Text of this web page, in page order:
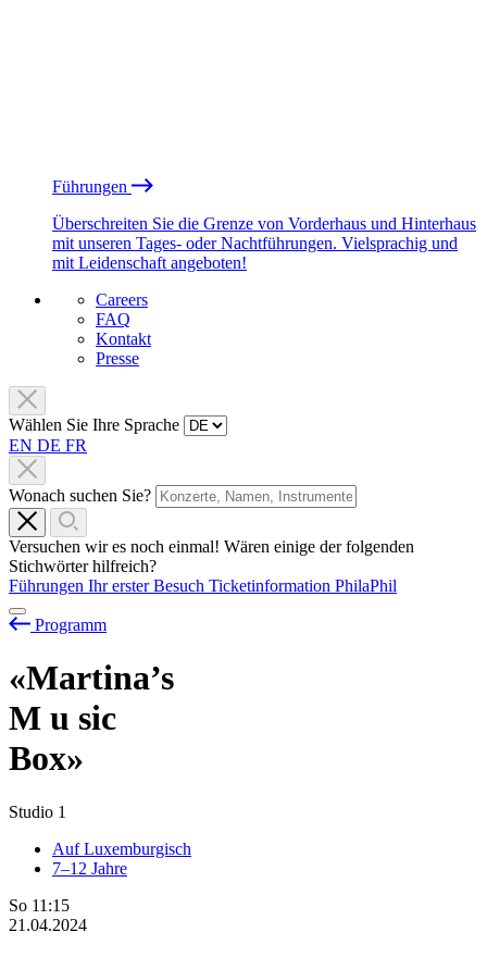
Führungen
Überschreiten Sie die Grenze von Vorderhaus und Hinterhaus
mit unseren Tages- oder Nachtführungen. Vielsprachig und
mit Leidenschaft angeboten!
Careers
FAQ
Kontakt
Presse
Wählen Sie Ihre Sprache
EN DE FR
Wonach suchen Sie?
Versuchen wir es noch einmal! Wären einige der folgenden
Stichwörter hilfreich?
Führungen Ihr erster Besuch Ticketinformation PhilaPhil
Programm
«Martina’s
M u sic
Box»
Studio 1
Auf Luxemburgisch
7–12 Jahre
So 11:15
21.04.2024